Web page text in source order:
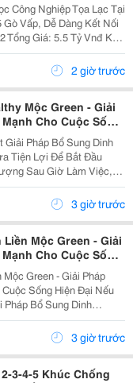
Công Nghiệp Tọa Lạc Tại
Vấp, Dễ Dàng Kết Nối
Giá: 5.5 Tỷ Vnđ Kết
3Pn, 3Wc, Ban Công,
Sàng Dọn...
2 giờ trước
Mộc Green - Giải
Cho Cuộc Sống
Pháp Bổ Sung Dinh
Tiện Lợi Để Bắt Đầu
Sau Giờ Làm Việc,
Mộc Green Chính Là
Hảo. Vì Sao Nên Lựa Chọn Mì Konjac...
3 giờ trước
Mộc Green - Giải
Cho Cuộc Sống
Green - Giải Pháp
Sống Hiện Đại Nếu
Bổ Sung Dinh
Tiện Lợi Để Bắt Đầu
Sau Giờ Làm Việc,
3 giờ trước
3-4-5 Khúc Chống